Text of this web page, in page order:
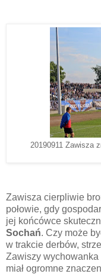
20190911 Zawisza
Zawisza cierpliwie
połowie, gdy
jej końcówce
Sochań. Czy może
w trakcie derbów,
Zawiszy wychowanka
miał ogromne